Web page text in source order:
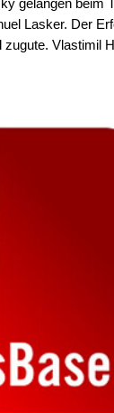
Lasker. Der
Vlastimil